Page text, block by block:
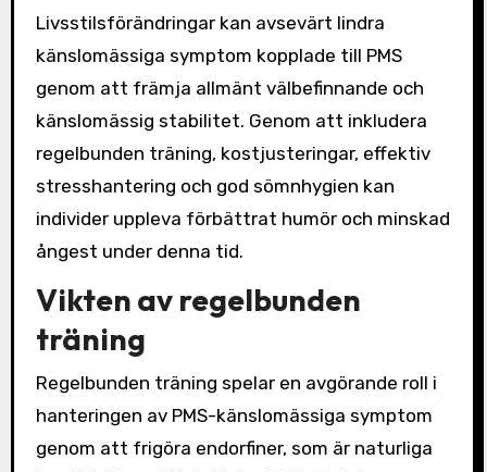
Livsstilsförändringar kan avsevärt lindra
känslomässiga symptom kopplade till PMS
genom att främja allmänt välbefinnande och
känslomässig stabilitet. Genom att inkludera
regelbunden träning, kostjusteringar, effektiv
stresshantering och god sömnhygien kan
individer uppleva förbättrat humör och minskad
ångest under denna tid.
Vikten av regelbunden
träning
Regelbunden träning spelar en avgörande roll i
hanteringen av PMS-känslomässiga symptom
genom att frigöra endorfiner, som är naturliga